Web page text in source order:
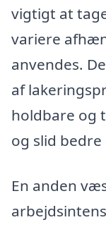
vigtigt at
variere
anvendes.
af
holdbare og
og slid
En anden